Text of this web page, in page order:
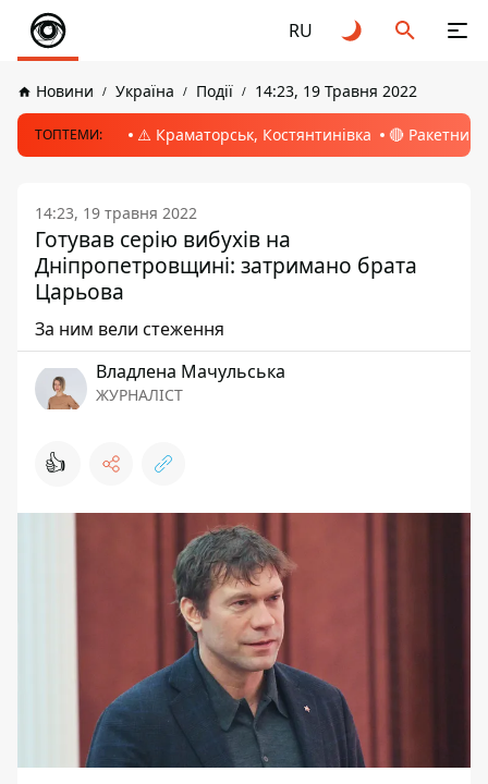
RU
Новини Україна Події 14:23, 19 Травня 2022
ТОПТЕМИ: ⚠️ Краматорськ, Костянтинівка 🔴 Ракетний
14:23, 19 травня 2022
Готував серію вибухів на
Дніпропетровщині: затримано брата
Царьова
За ним вели стеження
Владлена Мачульська
ЖУРНАЛІСТ
👍